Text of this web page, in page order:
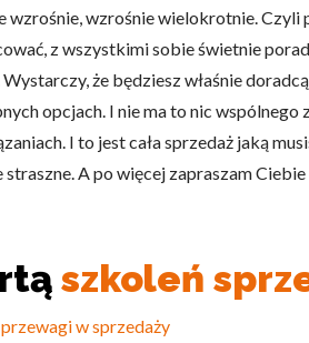
wzrośnie wielokrotnie.
z wszystkimi sobie świetnie
że będziesz właśnie
opcjach. I nie ma to nic
I to jest cała sprzedaż jaką
A po więcej zapraszam
szkoleń
w sprzedaży
Zapisz moje